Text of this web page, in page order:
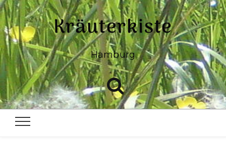
Kräuterkiste
Hamburg